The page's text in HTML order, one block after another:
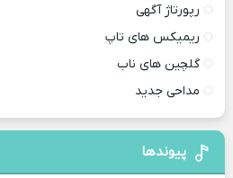
رپورتاژ آگهی
ریمیکس های تاپ
گلچین های ناب
مداحی جدید
پیوندها